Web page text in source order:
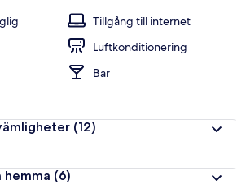
Tillgång till internet
Luftkonditionering
Bar
(12)
hemma (6)